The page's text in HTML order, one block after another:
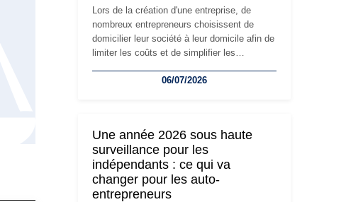
Lors de la création d'une entreprise, de
nombreux entrepreneurs choisissent de
domicilier leur société à leur domicile afin de
limiter les coûts et de simplifier les
l'activité, cette solution peut rapidement
siège social répond souvent à une nouvelle
étape de la vie de l'entreprise et implique
plusieurs formalités obligatoires.
06/07/2026
Une année 2026 sous haute
surveillance pour les
indépendants : ce qui va
changer pour les auto-
entrepreneurs